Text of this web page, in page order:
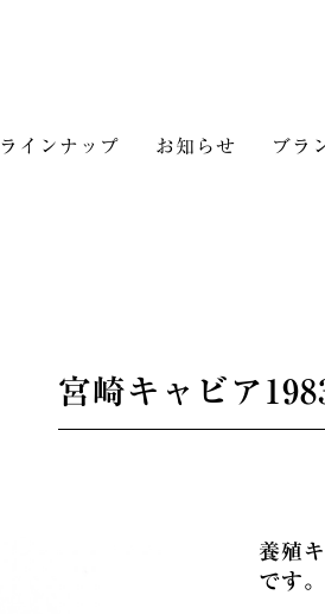
ラインナップ お知らせ ブラ
宮崎キャビア
養殖
です。